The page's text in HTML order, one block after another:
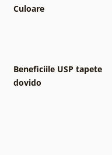
Culoare
Beneficiile USP tapete
dovido